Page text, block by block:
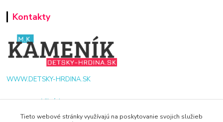
Kontakty
WWW.DETSKY-HRDINA.SK
Viktória
+421 940 949 000
Tieto webové stránky využívajú na poskytovanie svojich služieb